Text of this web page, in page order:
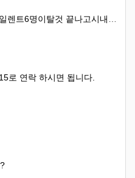
로 연락 하시면 됩니다.